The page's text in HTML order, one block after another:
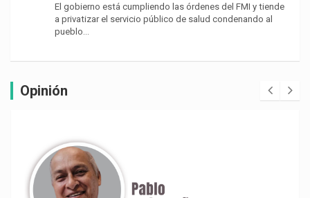
El gobierno está cumpliendo las órdenes del FMI y tiende
a privatizar el servicio público de salud condenando al
pueblo…
Opinión